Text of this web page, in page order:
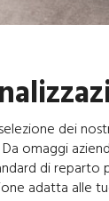
dei
omaggi
di reparto
adatta alle